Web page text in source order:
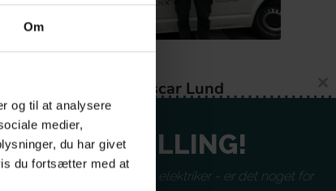
Om
og til at analysere
medier,
du har givet
du fortsætter med at
Oscar Lund
LEDIG STILLING!
Vi søger en uddannet elektriker - er det noget for